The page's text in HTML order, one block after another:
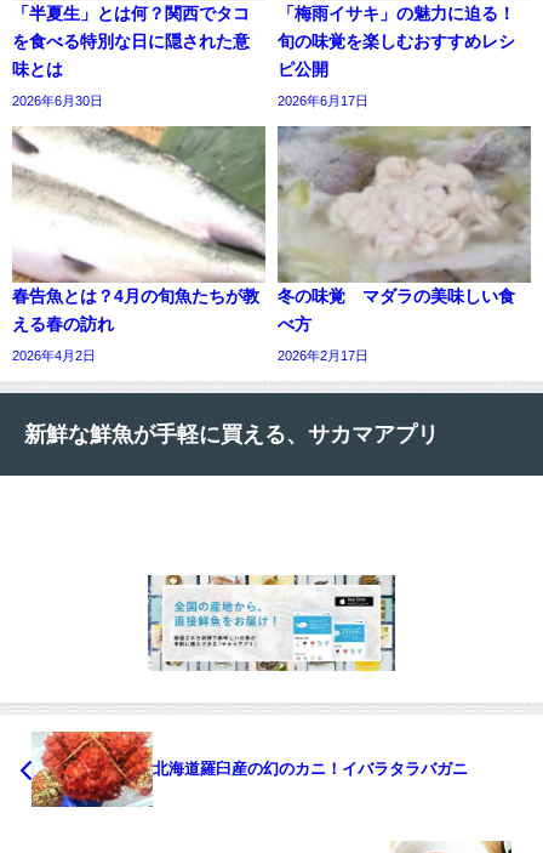
「半夏生」とは何？関西でタコ
を食べる特別な日に隠された意
味とは
2026年6月30日
「梅雨イサキ」の魅力に迫る！
旬の味覚を楽しむおすすめレシ
ピ公開
2026年6月17日
春告魚とは？4月の旬魚たちが教
える春の訪れ
2026年4月2日
冬の味覚 マダラの美味しい食
べ方
2026年2月17日
新鮮な鮮魚が手軽に買える、サカマアプリ
北海道羅臼産の幻のカニ！イバラタラバガニ